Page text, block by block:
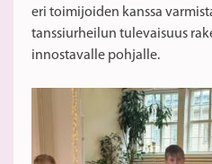
eri toimijoiden kanssa
tanssiurheilun tulevaisuus
innostavalle pohjalle.